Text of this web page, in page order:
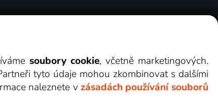
soubory cookie, včetně marketingových.
tyto údaje mohou zkombinovat s dalšími
naleznete v zásadách používání souborů